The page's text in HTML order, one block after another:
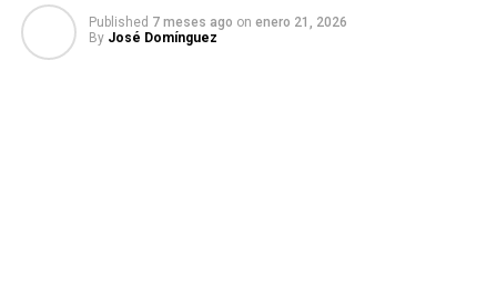
Published 7 meses ago on enero 21, 2026
By José Domínguez